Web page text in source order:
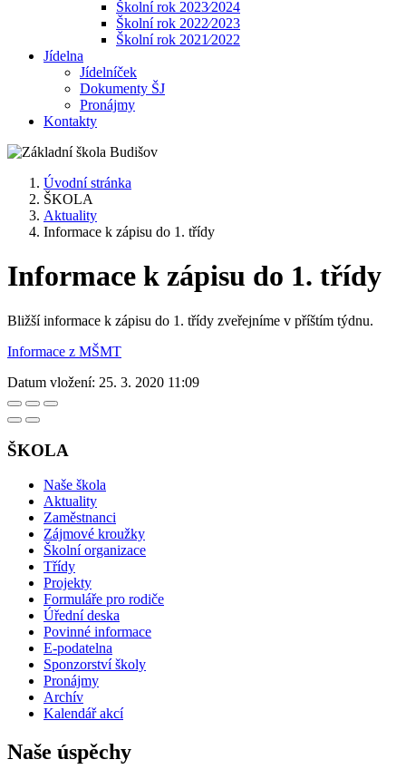
Školní rok 2023⁄2024
Školní rok 2022⁄2023
Školní rok 2021⁄2022
Jídelna
Jídelníček
Dokumenty ŠJ
Pronájmy
Kontakty
Úvodní stránka
ŠKOLA
Aktuality
Informace k zápisu do 1. třídy
Informace k zápisu do 1. třídy
Bližší informace k zápisu do 1. třídy zveřejníme v příštím týdnu.
Informace z MŠMT
Datum vložení: 25. 3. 2020 11:09
ŠKOLA
Naše škola
Aktuality
Zaměstnanci
Zájmové kroužky
Školní organizace
Třídy
Projekty
Formuláře pro rodiče
Úřední deska
Povinné informace
E-podatelna
Sponzorství školy
Pronájmy
Archív
Kalendář akcí
Naše úspěchy